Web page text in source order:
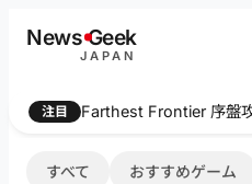
NewsGeek
JAPAN
注目 Farthest Frontier 序盤
すべて おすすめゲーム